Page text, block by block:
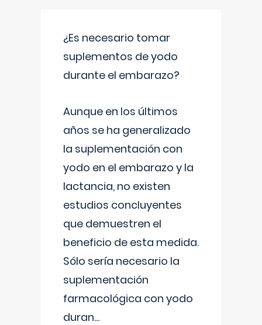
¿Es necesario tomar
suplementos de yodo
durante el embarazo?
Aunque en los últimos
años se ha generalizado
la suplementación con
yodo en el embarazo y la
lactancia, no existen
estudios concluyentes
que demuestren el
beneficio de esta medida.
Sólo sería necesario la
suplementación
farmacológica con yodo
duran...